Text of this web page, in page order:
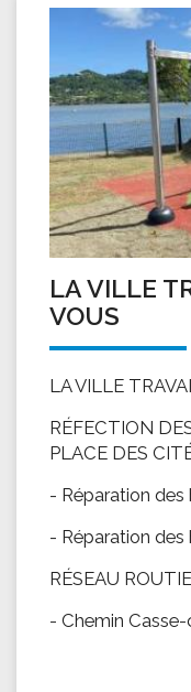
LA VILLE
VOUS
LA VILLE
RÉFECTION
PLACE DES
- Réparation des
- Réparation des
RÉSEAU
- Chemin